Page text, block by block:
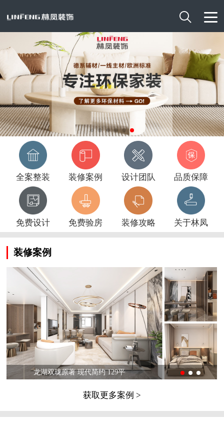

全案整装 装修案例 设计团队 品质保障
免费设计 免费验房 装修攻略 关于林凤
装修案例
龙湖双珑原著 现代简约 129平
获取更多案例 >